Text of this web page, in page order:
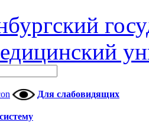
Для слабовидящих